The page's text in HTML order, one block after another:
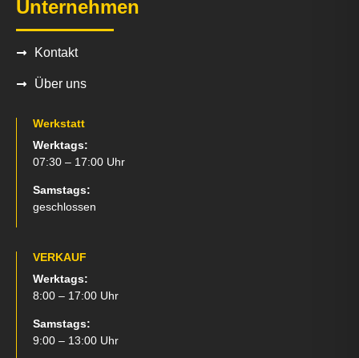
Unternehmen
Kontakt
Über uns
Werkstatt
Werktags:
07:30 – 17:00 Uhr
Samstags:
geschlossen
VERKAUF
Werktags:
8:00 – 17:00 Uhr
Samstags:
9:00 – 13:00 Uhr